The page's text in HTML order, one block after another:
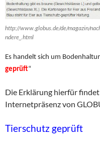
http://www.globus.de/de/magazin/
ndere_.html
Es handelt sich um
geprüft“
Die Erklärung hierfür
Internetpräsenz von
Tierschutz geprüft